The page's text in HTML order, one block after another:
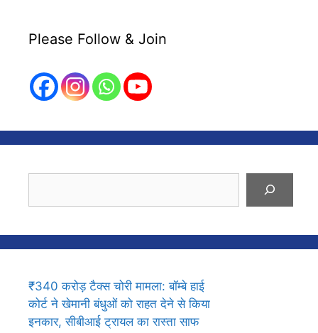
Please Follow & Join
₹340 करोड़ टैक्स चोरी मामला: बॉम्बे हाई
कोर्ट ने खेमानी बंधुओं को राहत देने से किया
इनकार, सीबीआई ट्रायल का रास्ता साफ